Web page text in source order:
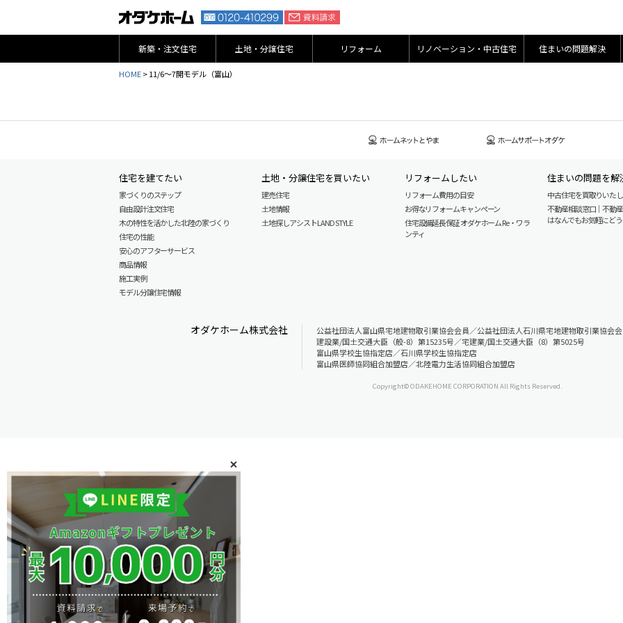
新築・注文住宅 土地・分譲住宅 リフォーム リノベーション・中古住宅 住まいの問題解決
HOME>11/6～7開モデル（富山）
住宅を建てたい
家づくりのステップ
自由設計注文住宅
木の特性を活かした北陸の家づくり
住宅の性能
安心のアフターサービス
商品情報
施工実例
モデル分譲住宅情報
土地・分譲住宅を買いたい
建売住宅
土地情報
土地探しアシスト LAND STYLE
リフォームしたい
リフォーム費用の目安
お得なリフォームキャンペーン
住宅設備延長保証 オダケホーム Re・ワラ
ンティ
住まいの問題を解
中古住宅を買取りいた
不動産相談窓口｜不動
はなんでもお気軽にどう
オダケホーム株式会社
公益社団法人富山県宅地建物取引業協会会員／公益社団法人石川県宅地建物取引業協会
建設業/国土交通大臣（般-8）第15235号／宅建業/国土交通大臣（8）第5025号
富山県学校生協指定店／石川県学校生協指定店
富山県医師協同組合加盟店／北陸電力生活協同組合加盟店
Copyright© ODAKEHOME CORPORATION All Rights Reserved.